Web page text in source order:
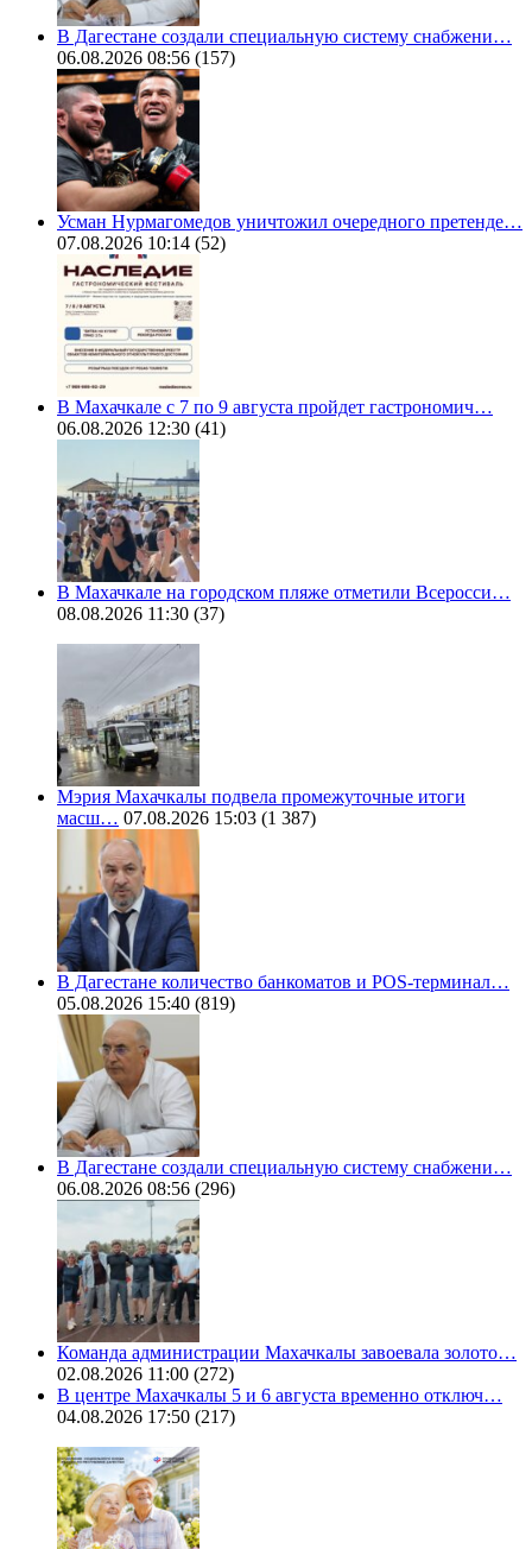
В Дагестане создали специальную систему снабжени…
06.08.2026 08:56 (157)
Усман Нурмагомедов уничтожил очередного претенде…
07.08.2026 10:14 (52)
В Махачкале с 7 по 9 августа пройдет гастрономич…
06.08.2026 12:30 (41)
В Махачкале на городском пляже отметили Всеросси…
08.08.2026 11:30 (37)
Мэрия Махачкалы подвела промежуточные итоги
масш… 07.08.2026 15:03 (1 387)
В Дагестане количество банкоматов и POS-терминал…
05.08.2026 15:40 (819)
В Дагестане создали специальную систему снабжени…
06.08.2026 08:56 (296)
Команда администрации Махачкалы завоевала золото…
02.08.2026 11:00 (272)
В центре Махачкалы 5 и 6 августа временно отключ…
04.08.2026 17:50 (217)